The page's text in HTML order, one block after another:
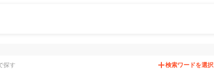
検索ワードを選択